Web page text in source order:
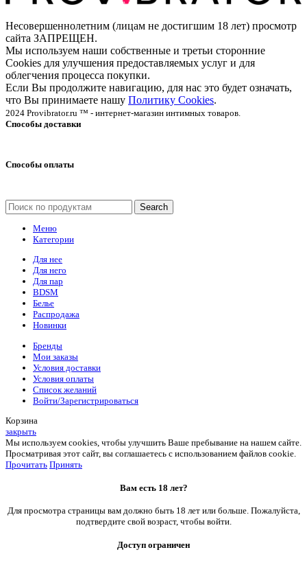
Несовершеннолетним (лицам не достигшим 18 лет) просмотр
сайта ЗАПРЕЩЕН.
Мы используем наши собственные и третьи сторонние
Cookies для улучшения предоставляемых услуг и для
облегчения процесса покупки.
Если Вы продолжите навигацию, для нас это будет означать,
что Вы принимаете нашу Политику Cookies.
2024 Provibrator.ru ™ - интернет-магазин интимных товаров.
Способы доставки
Способы оплаты
Search
Меню
Категории
Для нее
Для него
Для пар
BDSM
Белье
Распродажа
Новинки
Бренды
Мои заказы
Условия доставки
Условия оплаты
Список желаний
Войти/Зарегистрироваться
Корзина
закрыть
Мы используем cookies, чтобы улучшить Ваше пребывание на нашем сайте.
Просматривая этот сайт, вы соглашаетесь с использованием файлов cookie.
Прочитать Принять
Вам есть 18 лет?
Для просмотра страницы вам должно быть 18 лет или больше. Пожалуйста,
подтвердите свой возраст, чтобы войти.
Доступ ограничен